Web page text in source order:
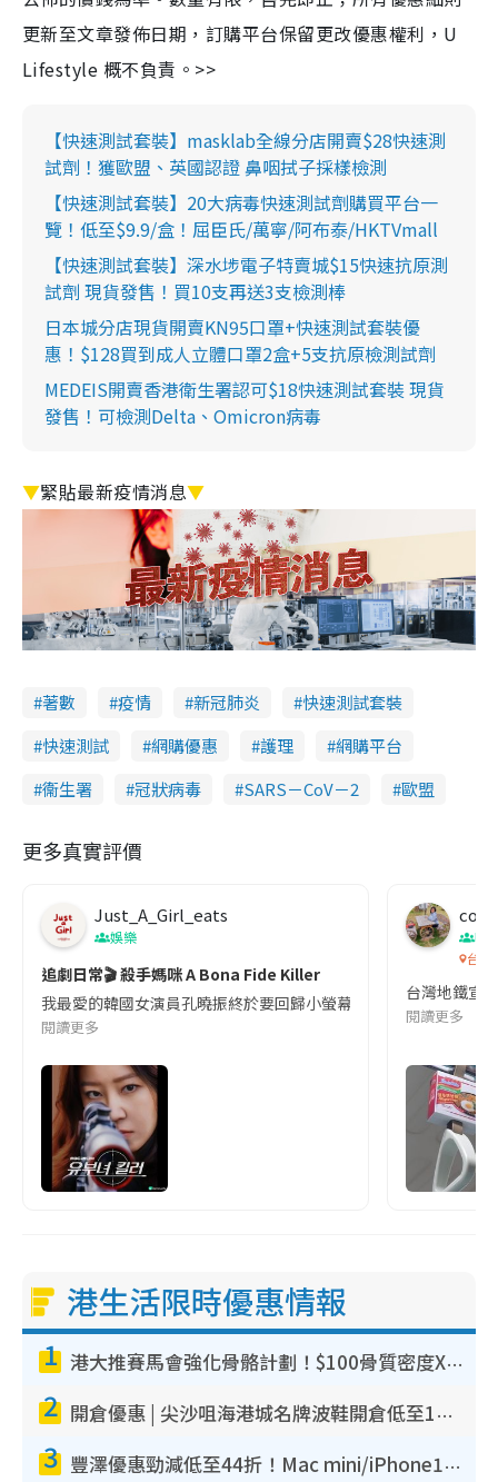
更新至文章發佈日期，訂購平台保留更改優惠權利，U
Lifestyle 概不負責。>>
【快速測試套裝】masklab全線分店開賣$28快速測
試劑！獲歐盟、英國認證 鼻咽拭子採樣檢測
【快速測試套裝】20大病毒快速測試劑購買平台一
覽！低至$9.9/盒！屈臣氏/萬寧/阿布泰/HKTVmall
【快速測試套裝】深水埗電子特賣城$15快速抗原測
試劑 現貨發售！買10支再送3支檢測棒
日本城分店現貨開賣KN95口罩+快速測試套裝優
惠！$128買到成人立體口罩2盒+5支抗原檢測試劑
MEDEIS開賣香港衛生署認可$18快速測試套裝 現貨
發售！可檢測Delta、Omicron病毒
▼緊貼最新疫情消息▼
著數 疫情 新冠肺炎
快速測試套裝
快速測試
網購優惠 護理
網購平台
衞生署
冠狀病毒 SARS－CoV－2 歐盟
更多真實評價
Just_A_Girl_eats
娛樂
追劇日常🎬 殺手媽咪 A Bona Fide Killer
我最愛的韓國女演員孔曉振終於要回歸小螢幕啦!這次的劇本改編
閱讀更多
co
吹
台灣
台灣地鐵宣
閱讀更多
港生活限時優惠情報
1 港大推賽馬會強化骨骼計劃！$100骨質密度X光檢查 完成免費運動訓練送超市禮券！附參加資格
2 開倉優惠 | 尖沙咀海港城名牌波鞋開倉低至1折！On鞋$899起／Joy&Peace鞋履$98起
3 豐澤優惠勁減低至44折！Mac mini/iPhone17Pro大減價！廚房家電$220起